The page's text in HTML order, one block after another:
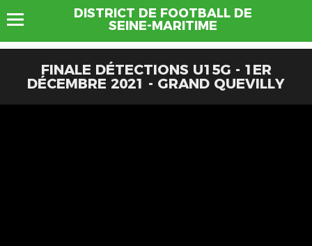
DISTRICT DE FOOTBALL DE
SEINE-MARITIME
FINALE DÉTECTIONS U15G - 1ER
DÉCEMBRE 2021 - GRAND QUEVILLY